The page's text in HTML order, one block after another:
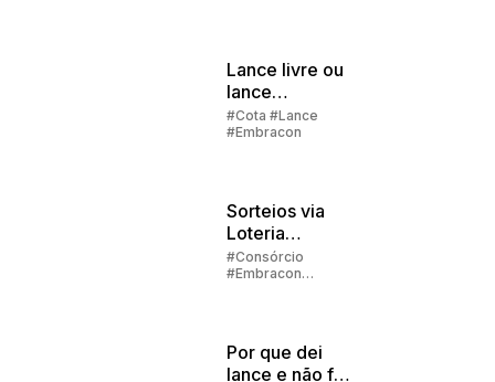
Lance livre ou
lance
embutido?
#Cota #Lance
#Embracon
Sorteios via
Loteria
Federal:
grupos com
#Consórcio
#Embracon
Por que dei
lance e não fui